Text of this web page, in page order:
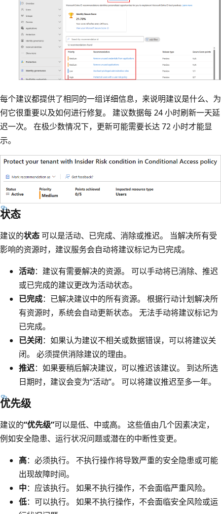
每个建议都提供了相同的一组详细信息，来说明建议是什么、为
何它很重要以及如何进行修复。 建议数据每 24 小时刷新一天延
迟一次。 在极少数情况下，更新可能需要长达 72 小时才能显
示。
状态
建议的状态可以是活动、已完成、消除或推迟。 当解决所有受
影响的资源时，建议服务会自动将建议标记为已完成。
活动：建议有需要解决的资源。 可以手动将已消除、推迟
或已完成的建议更改为活动状态。
已完成：已解决建议中的所有资源。 根据行动计划解决所
有资源时，系统会自动更新状态。 无法手动将建议标记为
已完成。
已关闭：如果认为建议不相关或数据错误，可以将建议关
闭。 必须提供消除建议的理由。
推迟：如果要稍后解决建议，可以推迟该建议。 到达所选
日期时，建议会变为“活动”。 可以将建议推迟至多一年。
优先级
建议的“优先级”可以是低、中或高。 这些值由几个因素决定，
例如安全隐患、运行状况问题或潜在的中断性变更。
高：必须执行。 不执行操作将导致严重的安全隐患或可能
出现故障时间。
中：应该执行。 如果不执行操作，不会面临严重风险。
低：可以执行。 如果不执行操作，不会面临安全风险或运